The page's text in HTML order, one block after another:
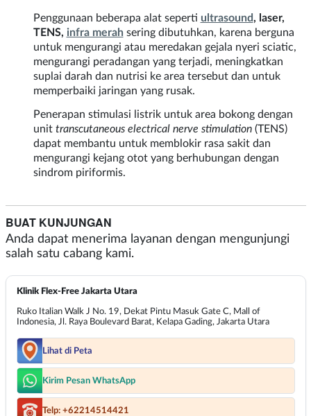
Penggunaan beberapa alat seperti ultrasound, laser,
TENS, infra merah sering dibutuhkan, karena berguna
untuk mengurangi atau meredakan gejala nyeri sciatic,
mengurangi peradangan yang terjadi, meningkatkan
suplai darah dan nutrisi ke area tersebut dan untuk
memperbaiki jaringan yang rusak.
Penerapan stimulasi listrik untuk area bokong dengan
unit transcutaneous electrical nerve stimulation(TENS)
dapat membantu untuk memblokir rasa sakit dan
mengurangi kejang otot yang berhubungan dengan
sindrom piriformis.
BUAT KUNJUNGAN
Anda dapat menerima layanan dengan mengunjungi
salah satu cabang kami.
Klinik Flex-Free Jakarta Utara
Ruko Italian Walk J No. 19, Dekat Pintu Masuk Gate C, Mall of
Indonesia, Jl. Raya Boulevard Barat, Kelapa Gading, Jakarta Utara
Lihat di Peta
Kirim Pesan WhatsApp
Telp: +62214514421